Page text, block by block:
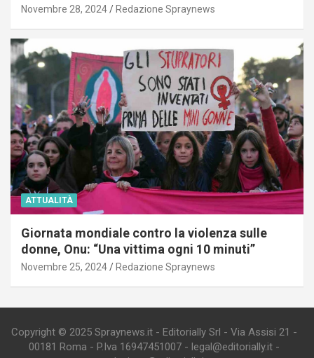
Novembre 28, 2024 Redazione Spraynews
ATTUALITÀ
Giornata mondiale contro la violenza sulle
donne, Onu: “Una vittima ogni 10 minuti”
Novembre 25, 2024 Redazione Spraynews
Copyright © 2025 Spraynews.it - Editorially Srl - Via Assisi 21 -
00181 Roma - P.Iva 16947451007 - legal@editorially.it -